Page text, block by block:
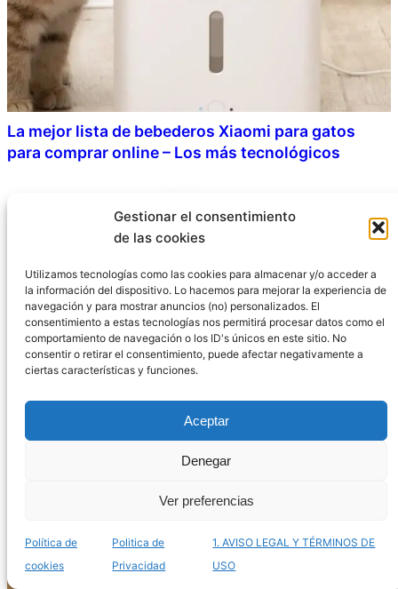
Gestionar el consentimiento
de las cookies
Utilizamos tecnologías como las cookies para almacenar y/o acceder a
la información del dispositivo. Lo hacemos para mejorar la experiencia de
navegación y para mostrar anuncios (no) personalizados. El
consentimiento a estas tecnologías nos permitirá procesar datos como el
comportamiento de navegación o los ID's únicos en este sitio. No
consentir o retirar el consentimiento, puede afectar negativamente a
ciertas características y funciones.
Aceptar
Denegar
Ver preferencias
Política de
cookies
Politica de
Privacidad
1. AVISO LEGAL Y TÉRMINOS DE
USO
La mejor lista de bebederos Xiaomi para gatos
para comprar online – Los más tecnológicos
Catálogo de jaulas Kiwoko para gatos para